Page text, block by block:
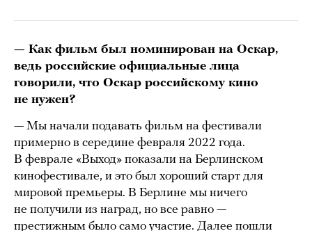
— Как фильм был номинирован на Оскар,
ведь российские официальные лица
говорили, что Оскар российскому кино
не нужен?
— Мы начали подавать фильм на фестивали
примерно в середине февраля 2022 года.
В феврале «Выход» показали на Берлинском
кинофестивале, и это был хороший старт для
мировой премьеры. В Берлине мы ничего
не получили из наград, но все равно —
престижным было само участие. Далее пошли